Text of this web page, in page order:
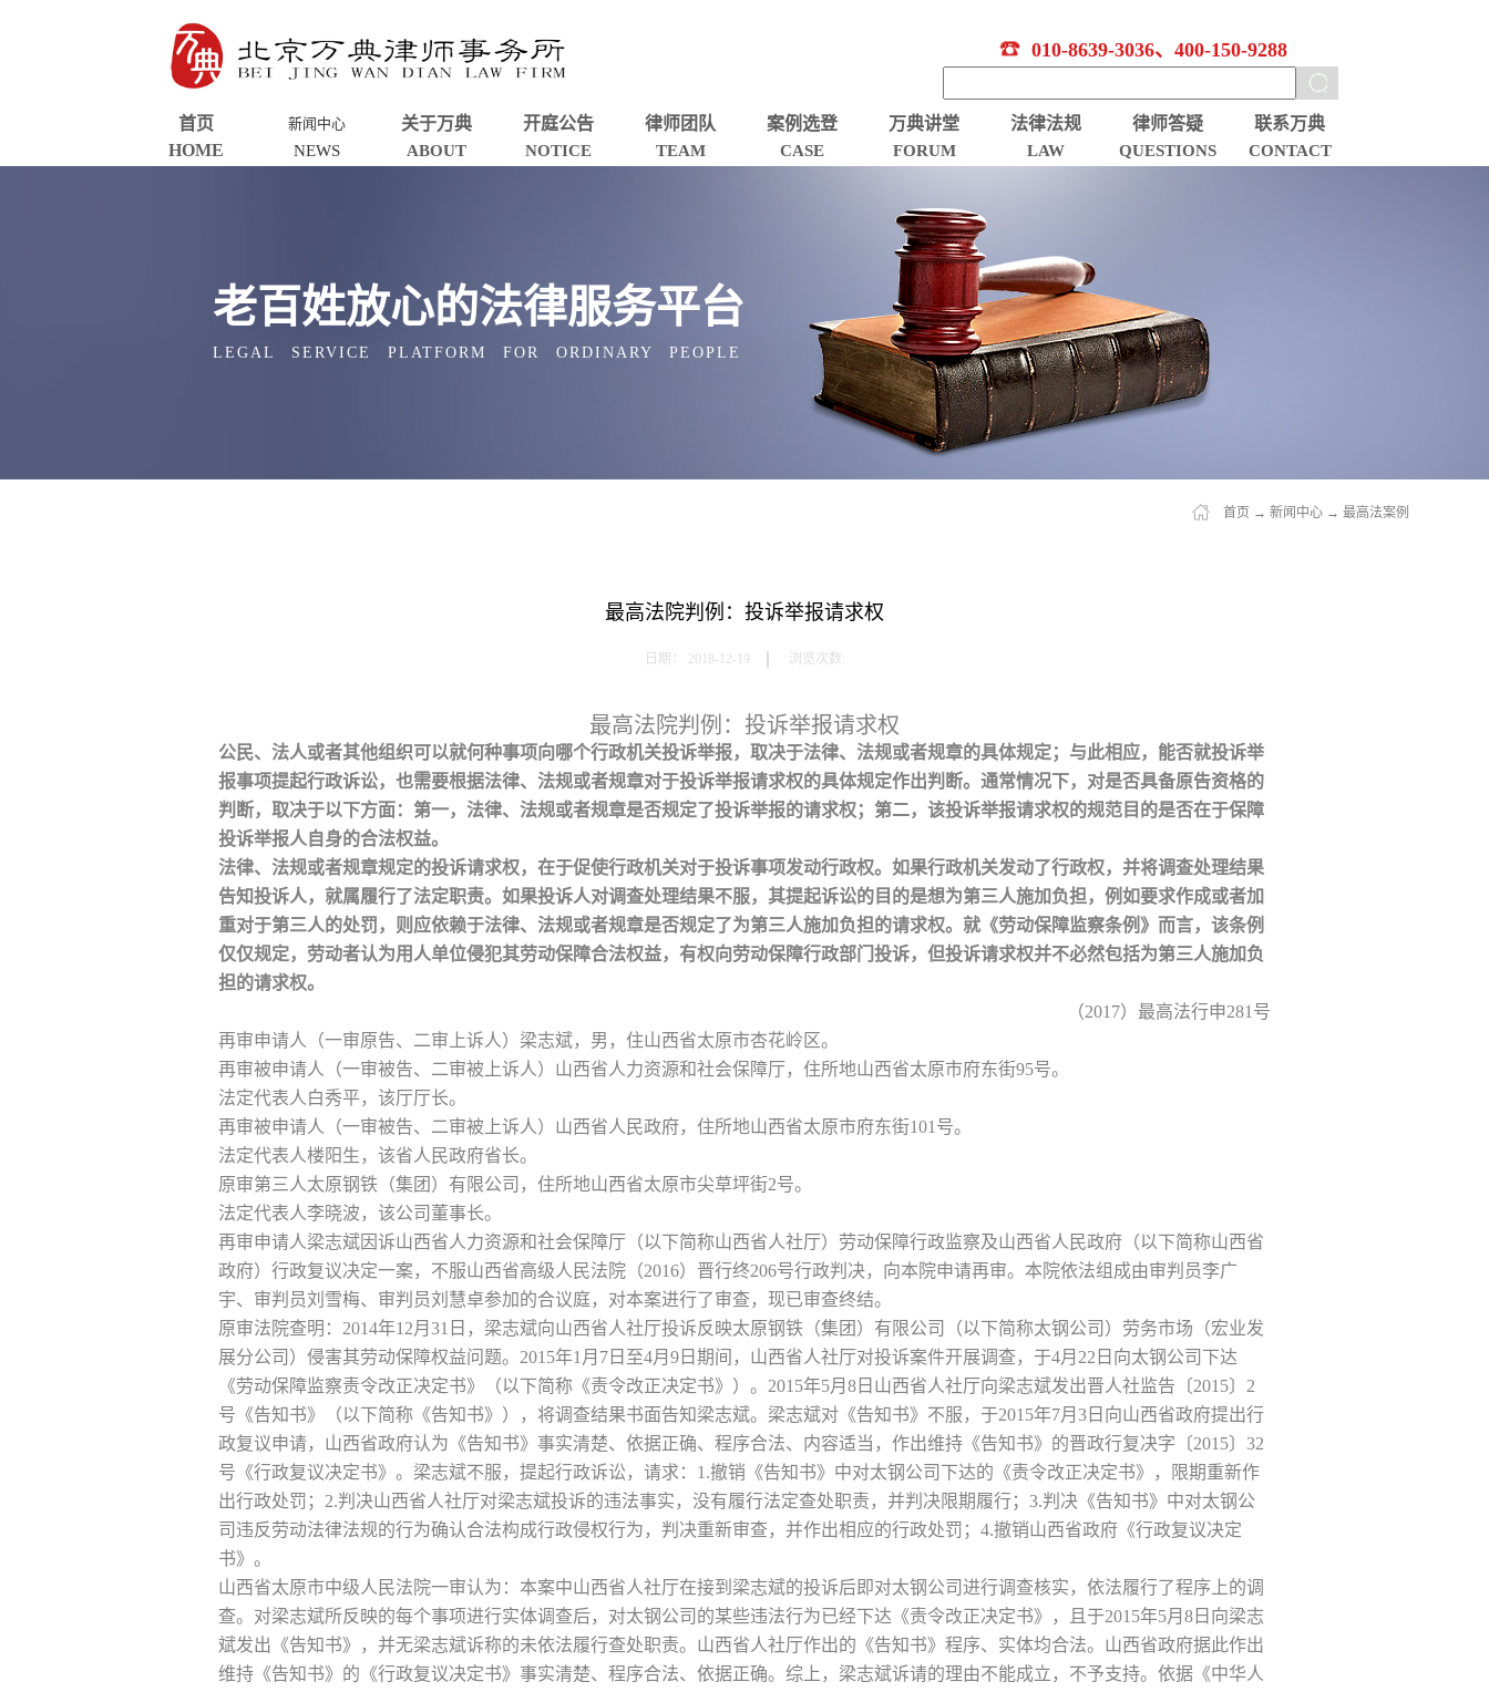
010-8639-3036、400-150-9288
首页
HOME
新闻中心
NEWS
关于万典
ABOUT
开庭公告
NOTICE
律师团队
TEAM
案例选登
CASE
万典讲堂
FORUM
法律法规
LAW
律师答疑
QUESTIONS
联系万典
CONTACT
老百姓放心的法律服务平台
LEGAL SERVICE PLATFORM FOR ORDINARY PEOPLE
首页 → 新闻中心 → 最高法案例
最高法院判例：投诉举报请求权
日期： 2018-12-19 浏览次数:
最高法院判例：投诉举报请求权
公民、法人或者其他组织可以就何种事项向哪个行政机关投诉举报，取决于法律、法规或者规章的具体规定；与此相应，能否就投诉举
报事项提起行政诉讼，也需要根据法律、法规或者规章对于投诉举报请求权的具体规定作出判断。通常情况下，对是否具备原告资格的
判断，取决于以下方面：第一，法律、法规或者规章是否规定了投诉举报的请求权；第二，该投诉举报请求权的规范目的是否在于保障
投诉举报人自身的合法权益。
法律、法规或者规章规定的投诉请求权，在于促使行政机关对于投诉事项发动行政权。如果行政机关发动了行政权，并将调查处理结果
告知投诉人，就属履行了法定职责。如果投诉人对调查处理结果不服，其提起诉讼的目的是想为第三人施加负担，例如要求作成或者加
重对于第三人的处罚，则应依赖于法律、法规或者规章是否规定了为第三人施加负担的请求权。就《劳动保障监察条例》而言，该条例
仅仅规定，劳动者认为用人单位侵犯其劳动保障合法权益，有权向劳动保障行政部门投诉，但投诉请求权并不必然包括为第三人施加负
担的请求权。
（2017）最高法行申281号
再审申请人（一审原告、二审上诉人）梁志斌，男，住山西省太原市杏花岭区。
再审被申请人（一审被告、二审被上诉人）山西省人力资源和社会保障厅，住所地山西省太原市府东街95号。
法定代表人白秀平，该厅厅长。
再审被申请人（一审被告、二审被上诉人）山西省人民政府，住所地山西省太原市府东街101号。
法定代表人楼阳生，该省人民政府省长。
原审第三人太原钢铁（集团）有限公司，住所地山西省太原市尖草坪街2号。
法定代表人李晓波，该公司董事长。
再审申请人梁志斌因诉山西省人力资源和社会保障厅（以下简称山西省人社厅）劳动保障行政监察及山西省人民政府（以下简称山西省
政府）行政复议决定一案，不服山西省高级人民法院（2016）晋行终206号行政判决，向本院申请再审。本院依法组成由审判员李广
宇、审判员刘雪梅、审判员刘慧卓参加的合议庭，对本案进行了审查，现已审查终结。
原审法院查明：2014年12月31日，梁志斌向山西省人社厅投诉反映太原钢铁（集团）有限公司（以下简称太钢公司）劳务市场（宏业发
展分公司）侵害其劳动保障权益问题。2015年1月7日至4月9日期间，山西省人社厅对投诉案件开展调查，于4月22日向太钢公司下达
《劳动保障监察责令改正决定书》（以下简称《责令改正决定书》）。2015年5月8日山西省人社厅向梁志斌发出晋人社监告〔2015〕2
号《告知书》（以下简称《告知书》），将调查结果书面告知梁志斌。梁志斌对《告知书》不服，于2015年7月3日向山西省政府提出行
政复议申请，山西省政府认为《告知书》事实清楚、依据正确、程序合法、内容适当，作出维持《告知书》的晋政行复决字〔2015〕32
号《行政复议决定书》。梁志斌不服，提起行政诉讼，请求：1.撤销《告知书》中对太钢公司下达的《责令改正决定书》，限期重新作
出行政处罚；2.判决山西省人社厅对梁志斌投诉的违法事实，没有履行法定查处职责，并判决限期履行；3.判决《告知书》中对太钢公
司违反劳动法律法规的行为确认合法构成行政侵权行为，判决重新审查，并作出相应的行政处罚；4.撤销山西省政府《行政复议决定
书》。
山西省太原市中级人民法院一审认为：本案中山西省人社厅在接到梁志斌的投诉后即对太钢公司进行调查核实，依法履行了程序上的调
查。对梁志斌所反映的每个事项进行实体调查后，对太钢公司的某些违法行为已经下达《责令改正决定书》，且于2015年5月8日向梁志
斌发出《告知书》，并无梁志斌诉称的未依法履行查处职责。山西省人社厅作出的《告知书》程序、实体均合法。山西省政府据此作出
维持《告知书》的《行政复议决定书》事实清楚、程序合法、依据正确。综上，梁志斌诉请的理由不能成立，不予支持。依据《中华人